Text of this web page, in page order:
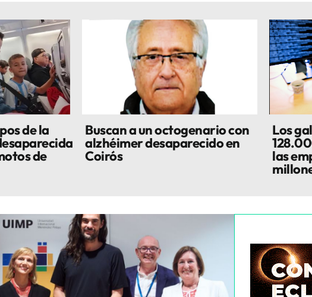
de la
de
Buscan a un octogenario con
alzhéimer desaparecido en
Coirós
Los
las